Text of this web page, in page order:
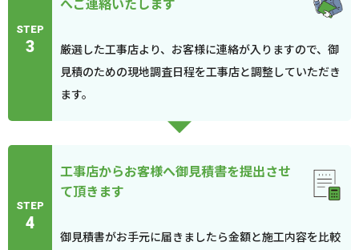
STEP
3
厳選した工事店より、お客様に連絡が入りますので、御
見積のための現地調査日程を工事店と調整していただき
ます。
STEP
4
工事店からお客様へ御見積書を提出させ
て頂きます
御見積書がお手元に届きましたら金額と施工内容を比較